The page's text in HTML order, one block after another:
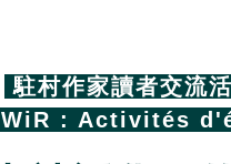
駐村作家讀者交流
: Activités